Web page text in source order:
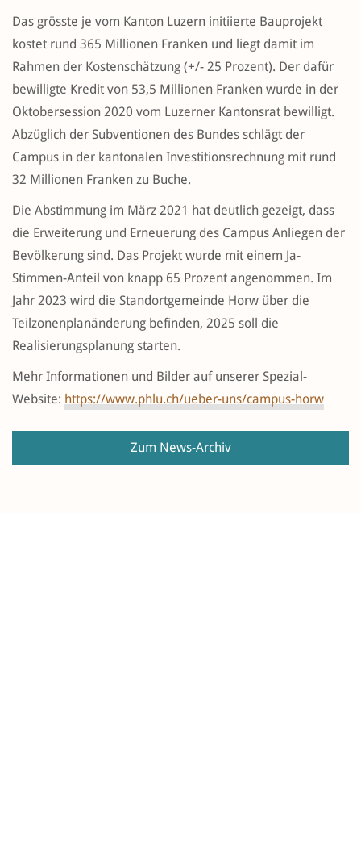
Das grösste je vom Kanton Luzern initiierte Bauprojekt
kostet rund 365 Millionen Franken und liegt damit im
Rahmen der Kostenschätzung (+/- 25 Prozent). Der dafür
bewilligte Kredit von 53,5 Millionen Franken wurde in der
Oktobersession 2020 vom Luzerner Kantonsrat bewilligt.
Abzüglich der Subventionen des Bundes schlägt der
Campus in der kantonalen Investitionsrechnung mit rund
32 Millionen Franken zu Buche.
Die Abstimmung im März 2021 hat deutlich gezeigt, dass
die Erweiterung und Erneuerung des Campus Anliegen der
Bevölkerung sind. Das Projekt wurde mit einem Ja-
Stimmen-Anteil von knapp 65 Prozent angenommen. Im
Jahr 2023 wird die Standortgemeinde Horw über die
Teilzonenplanänderung befinden, 2025 soll die
Realisierungsplanung starten.
Mehr Informationen und Bilder auf unserer Spezial-
Website: https://www.phlu.ch/ueber-uns/campus-horw
Zum News-Archiv